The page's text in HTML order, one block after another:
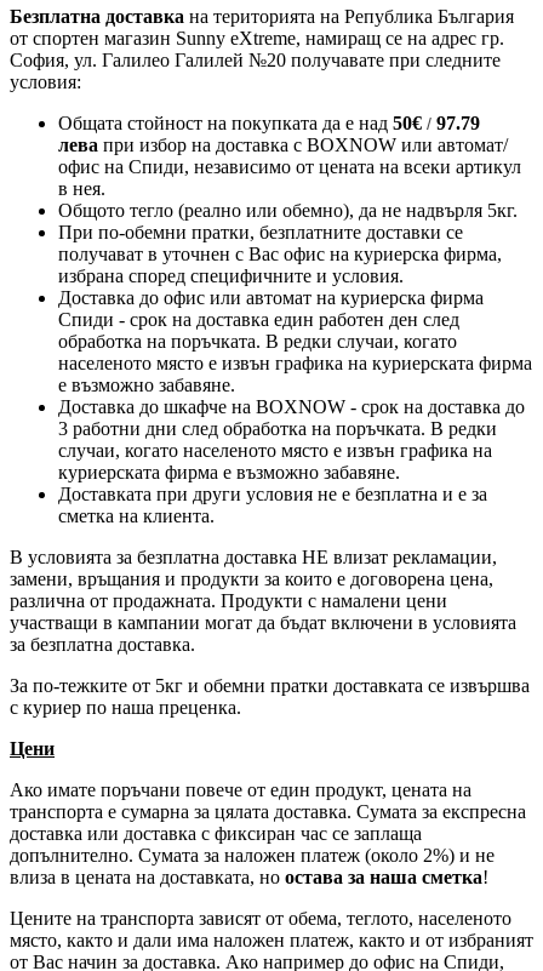
Безплатна доставка на територията на Република България
от спортен магазин Sunny eXtreme, намиращ се на адрес гр.
София, ул. Галилео Галилей №20 получавате при следните
условия:
Общата стойност на покупката да е над 50€ / 97.79
лева при избор на доставка с BOXNOW или автомат/
офис на Спиди, независимо от цената на всеки артикул
в нея.
Общото тегло (реално или обемно), да не надвърля 5кг.
При по-обемни пратки, безплатните доставки се
получават в уточнен с Вас офис на куриерска фирма,
избрана според специфичните и условия.
Доставка до офис или автомат на куриерска фирма
Спиди - срок на доставка един работен ден след
обработка на поръчката. В редки случаи, когато
населеното място е извън графика на куриерската фирма
е възможно забавяне.
Доставка до шкафче на BOXNOW - срок на доставка до
3 работни дни след обработка на поръчката. В редки
случаи, когато населеното място е извън графика на
куриерската фирма е възможно забавяне.
Доставката при други условия не е безплатна и е за
сметка на клиента.
В условията за безплатна доставка НЕ влизат рекламации,
замени, връщания и продукти за които е договорена цена,
различна от продажната. Продукти с намалени цени
участващи в кампании могат да бъдат включени в условията
за безплатна доставка.
За по-тежките от 5кг и обемни пратки доставката се извършва
с куриер по наша преценка.
Цени
Ако имате поръчани повече от един продукт, цената на
транспорта е сумарна за цялата доставка. Сумата за експресна
доставка или доставка с фиксиран час се заплаща
допълнително. Сумата за наложен платеж (около 2%) и не
влиза в цената на доставката, но остава за наша сметка!
Цените на транспорта зависят от обема, теглото, населеното
място, както и дали има наложен платеж, както и от избраният
от Вас начин за доставка. Ако например до офис на Спиди,